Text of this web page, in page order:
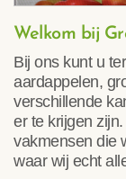
Welkom bij
Bij ons kunt u
aardappelen,
verschillende
er te krijgen
vakmensen die
waar wij echt